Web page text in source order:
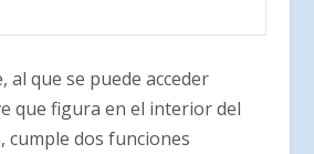
al que se puede acceder
que figura en el interior del
cumple dos funciones